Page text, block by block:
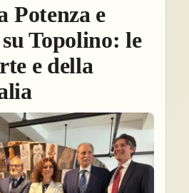
Potenza e
Topolino: le
e della